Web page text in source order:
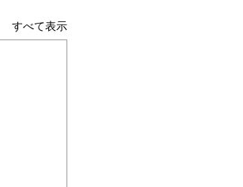
すべて表示